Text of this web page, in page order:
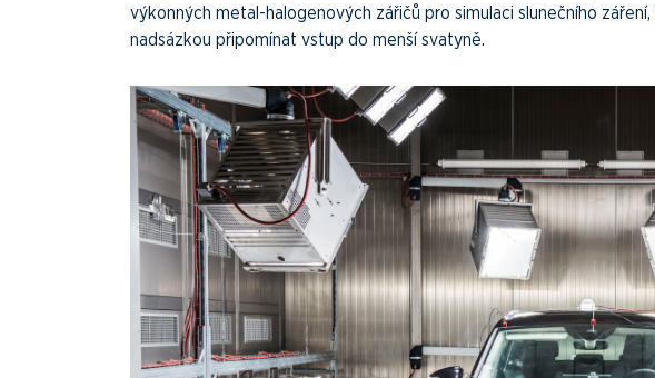
výkonných metal-halogenových zářičů pro simulaci slunečního
nadsázkou připomínat vstup do menší svatyně.